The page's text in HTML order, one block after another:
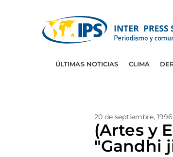
ÚLTIMAS NOTICIAS CLIMA
20 de septiembre, 1996
(Artes y
"Gandhi